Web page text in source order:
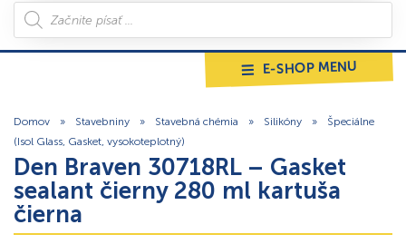
E-SHOP MENU
Domov » Stavebniny » Stavebná chémia » Silikóny »
Špeciálne
(Isol Glass, Gasket, vysokoteplotný)
Den Braven 30718RL – Gasket
sealant čierny 280 ml kartuša
čierna